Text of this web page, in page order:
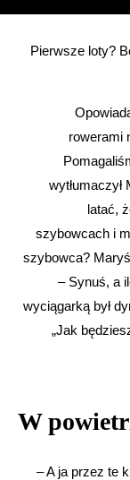
Pierwsze loty?
rowerami
latać,
szybowcach i
szybowca?
– Synuś, a
wyciągarką był
„Jak
W
– A ja przez te